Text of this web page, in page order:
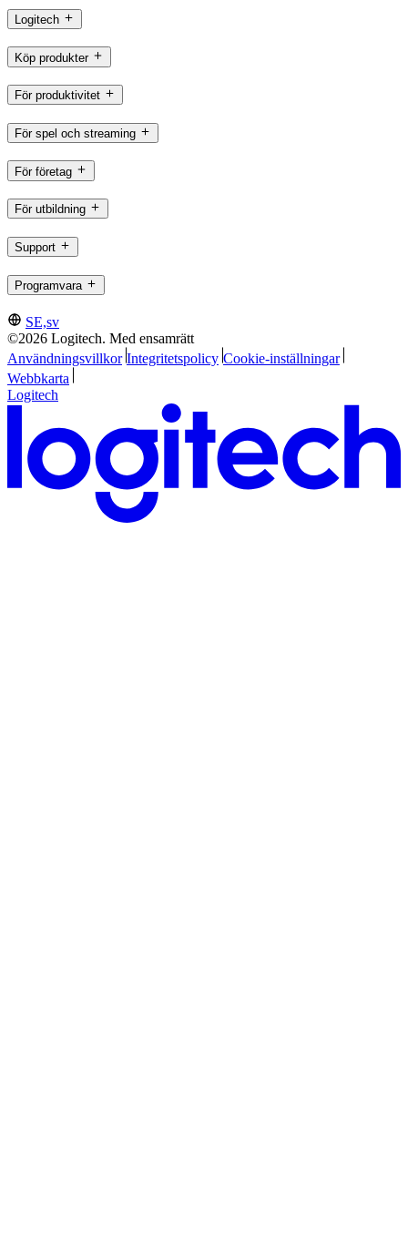
Logitech
Köp produkter
För produktivitet
För spel och streaming
För företag
För utbildning
Support
Programvara
SE,sv
©2026 Logitech. Med ensamrätt
Användningsvillkor Integritetspolicy Cookie-inställningar
Webbkarta
Logitech